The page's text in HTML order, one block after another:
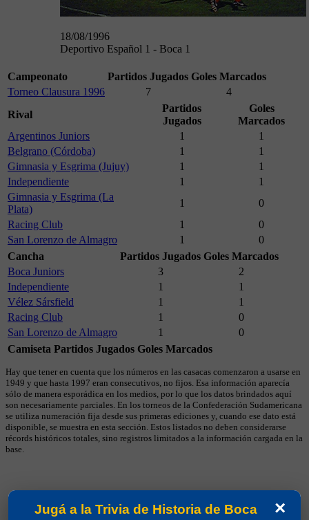
18/08/1996
Deportivo Español 1 - Boca 1
Campeonato Partidos Jugados Goles Marcados
Torneo Clausura 1996
7
4
Rival
Partidos
Jugados
Goles
Marcados
Argentinos Juniors
1
1
Belgrano (Córdoba)
1
1
Gimnasia y Esgrima (Jujuy)
1
1
Independiente
1
1
Gimnasia y Esgrima (La
Plata)
1
0
Racing Club
1
0
San Lorenzo de Almagro
1
0
Cancha
Partidos Jugados Goles Marcados
Boca Juniors
3
2
Independiente
1
1
Vélez Sársfield
1
1
Racing Club
1
0
San Lorenzo de Almagro
1
0
Camiseta Partidos Jugados Goles Marcados
Hay que tener en cuenta que los números en las casacas comenzaron a usarse en
1949 y que hasta 1997 eran consecutivos, no fijos. Esa información aparecía
sólo de manera esporádica en los medios, por lo que los datos brindados aquí
son necesariamente parciales. En los torneos de la Confederación Sudamericana
se utiliza numeración fija desde sus primeras ediciones y, cuando ese dato está
disponible, se muestra en esta sección. Estos listados no deben considerarse
récords históricos totales, sino registros limitados a la información cargada en la
base.
×
Jugá a la Trivia de Historia de Boca